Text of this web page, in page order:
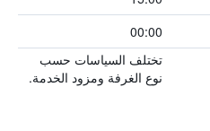
00:00
تختلف السياسات حسب
نوع الغرفة ومزود الخدمة.